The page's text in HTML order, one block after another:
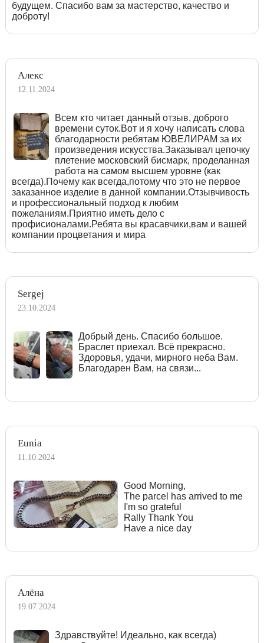
будущем. Спасибо вам за мастерство, качество и
доброту!
Алекс
12.11.2024
Всем кто читает данный отзыв, доброго
времени суток.Вот и я хочу написать слова
благодарности ребятам ЮВЕЛИРАМ за их
произведения искусства.Заказывал цепочку
плетение московский бисмарк, проделанная
работа на самом высшем уровне (как
всегда).Почему как всегда,потому что это не первое
заказанное изделие в данной компании.Отзывчивость
и профессиональный подход к любим
пожеланиям.Приятно иметь дело с
профисионалами.Ребята вы красавчики,вам и вашей
компании процветания и мира
Sergej
23.10.2024
Добрый день. Спасибо большое.
Браслет приехал. Всё прекрасно.
Здоровья, удачи, мирного неба Вам.
Благодарен Вам, на связи...
Eunia
11.10.2024
Good Morning,
The parcel has arrived to me
I'm so grateful
Rally Thank You
Have a nice day
Алёна
19.07.2024
Здравствуйте! Идеально, как всегда)